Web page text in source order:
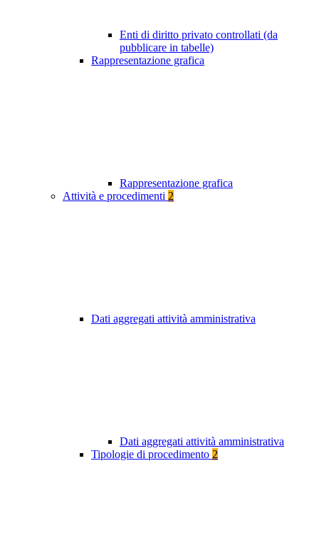
Enti di diritto privato controllati (da
pubblicare in tabelle)
Rappresentazione grafica
Rappresentazione grafica
Attività e procedimenti 2
Dati aggregati attività amministrativa
Dati aggregati attività amministrativa
Tipologie di procedimento 2